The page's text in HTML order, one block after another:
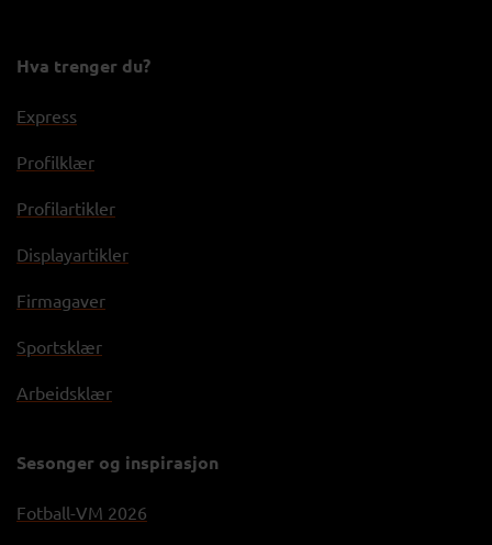
Hva trenger du?
Express
Profilklær
Profilartikler
Displayartikler
Firmagaver
Sportsklær
Arbeidsklær
Sesonger og inspirasjon
Fotball-VM 2026